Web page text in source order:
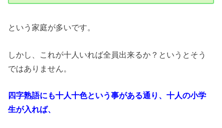
という家庭が多いです。
しかし、これが十人いれば全員出来るか？というとそう
ではありません。
四字熟語にも十人十色という事がある通り、十人の小学
生が入れば、